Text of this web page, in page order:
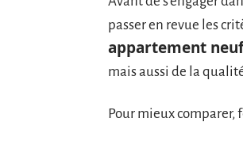
passer en revue les
appartement
mais aussi de la
Pour mieux comparer,